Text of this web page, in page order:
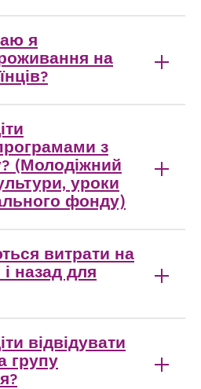
я
на
з
(Молодіжний
уроки
фонду)
витрати на
назад для
відвідувати
групу